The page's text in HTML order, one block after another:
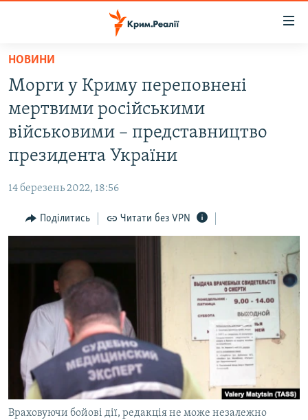
Перейти
основного
матеріалу
Перейти
до
основної
Перейти
пошуку
ВОДА.КРИМ
ВІДЕО ТА ФОТО
ПОГЛЯД
ІНТЕРВ'Ю
СПЕЦПРОЕКТИ
ДЕПОРТАЦІЯ
ВІДЕОУРОКИ «ELIFBE»
СВІДЧЕННЯ ОКУПАЦІЇ
УКРАЇНСЬКА ПРОБЛЕМА КРИМУ
ІНФОГРАФІКА
ЯК ОБІЙТИ БЛОКУВАННЯ
Русский
Qırımtatar
ДОЛУЧАЙСЯ!
НОВИНИ
Морги у Криму переповнені
мертвими російськими
військовими – представництво
президента України
14 березень 2022, 18:56
Поділитись Читати без VPN
Враховуючи бойові дії, редакція не може незалежно